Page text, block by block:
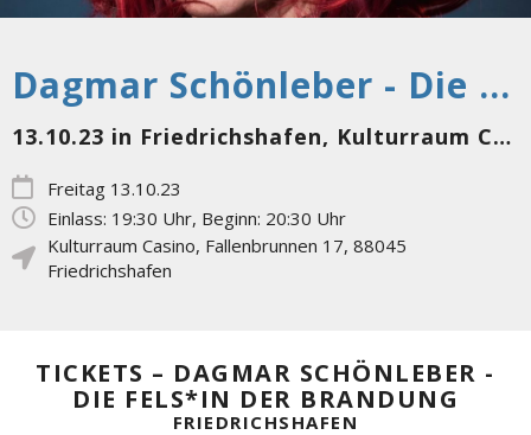
Dagmar Schönleber - Die Fels*in der Brandung
13.10.23 in Friedrichshafen, Kulturraum Casino
Freitag 13.10.23
Einlass: 19:30 Uhr, Beginn: 20:30 Uhr
Kulturraum Casino, Fallenbrunnen 17, 88045
Friedrichshafen
TICKETS – DAGMAR SCHÖNLEBER -
DIE FELS*IN DER BRANDUNG
FRIEDRICHSHAFEN